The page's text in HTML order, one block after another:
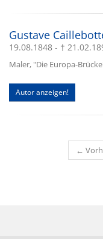
Gustave
19.08.1848 - †
Maler, "Die Europa-
Autor anzeigen!
←